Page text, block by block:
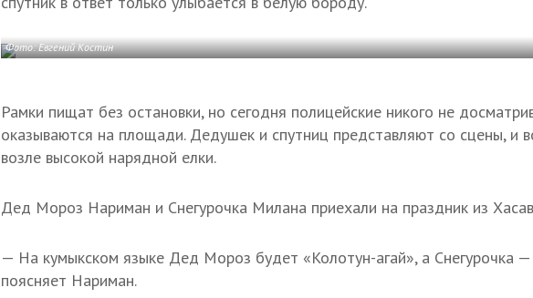
Фото: Евгений Костин
Рамки пищат без остановки, но сегодня полицейские никого не
оказываются на площади. Дедушек и спутниц представляют со сцены, и
возле высокой нарядной елки.
Дед Мороз Нариман и Снегурочка Милана приехали на праздник из
— На кумыкском языке Дед Мороз будет «Колотун-агай», а Снегурочка
поясняет Нариман.